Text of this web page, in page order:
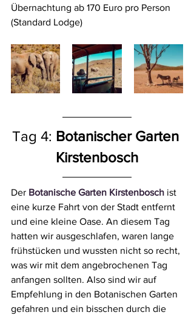
Übernachtung ab 170 Euro pro Person
(Standard Lodge)
Tag 4: Botanischer Garten
Kirstenbosch
Der Botanische Garten Kirstenbosch ist
eine kurze Fahrt von der Stadt entfernt
und eine kleine Oase. An diesem Tag
hatten wir ausgeschlafen, waren lange
frühstücken und wussten nicht so recht,
was wir mit dem angebrochenen Tag
anfangen sollten. Also sind wir auf
Empfehlung in den Botanischen Garten
gefahren und ein bisschen durch die